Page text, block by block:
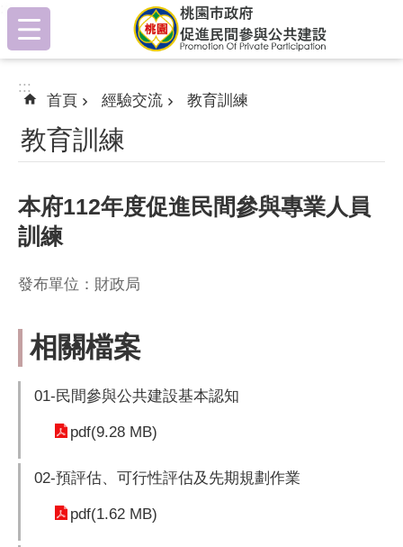
跳到主要內容區塊
:::
:::
首頁 經驗交流 教育訓練
教育訓練
本府112年度促進民間參與專業人員
訓練
發布單位：財政局
相關檔案
01-民間參與公共建設基本認知
pdf(9.28 MB)
02-預評估、可行性評估及先期規劃作業
pdf(1.62 MB)